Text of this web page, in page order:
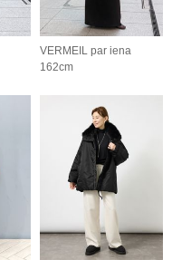
VERMEIL par iena
162cm